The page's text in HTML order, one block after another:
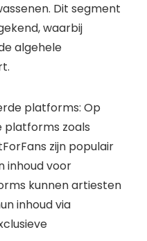
Dit segment
waarbij
algehele
platforms: Op
zoals
zijn populair
inhoud voor
kunnen artiesten
inhoud via